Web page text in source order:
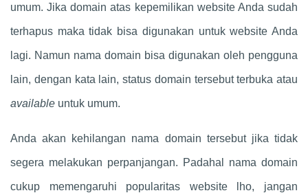
umum. Jika domain atas kepemilikan website Anda sudah
terhapus maka tidak bisa digunakan untuk website Anda
lagi. Namun nama domain bisa digunakan oleh pengguna
lain, dengan kata lain, status domain tersebut terbuka atau
available untuk umum.
Anda akan kehilangan nama domain tersebut jika tidak
segera melakukan perpanjangan. Padahal nama domain
cukup memengaruhi popularitas website lho, jangan